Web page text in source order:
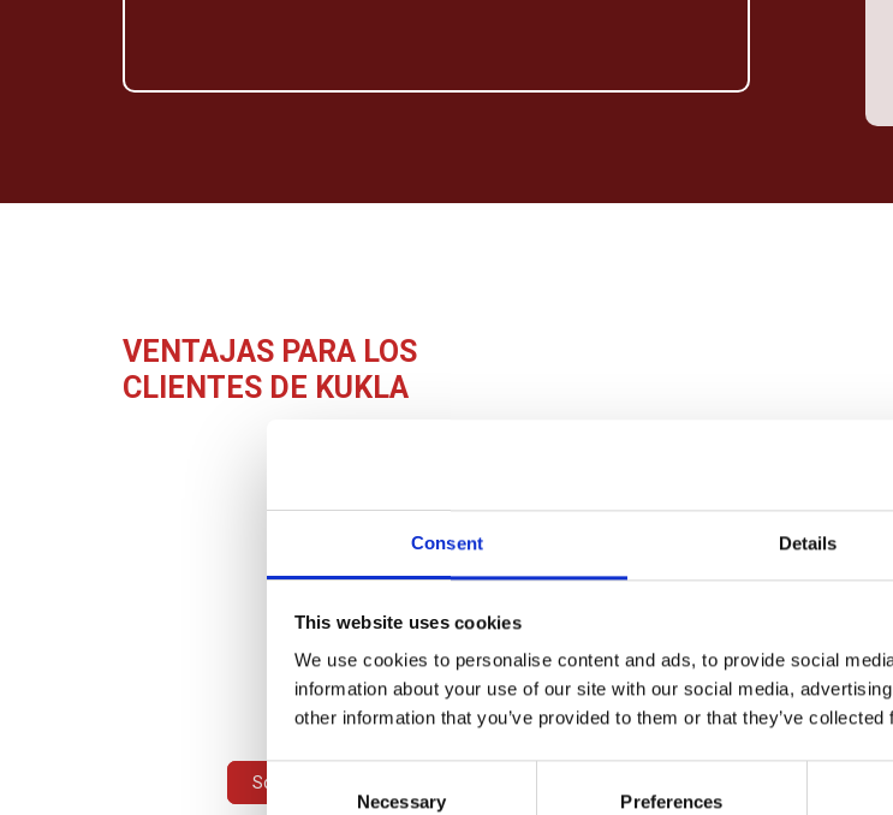
Consent Details
This website uses cookies
We use cookies to personalise content and ads, to provide social
information about your use of our site with our social media,
other information that you’ve provided to them or that they’ve
Selection
Necessary Preferences
VENTAJAS PARA LOS
CLIENTES DE KUKLA
Soluciones y calendarios
Equipos especializados de
Amplia flota de cisternas ISO,
camiones cisterna, remolques silo y
flexitanques
Solicite un presupuesto